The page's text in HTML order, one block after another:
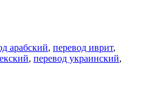
арабский, перевод иврит,
, перевод украинский,